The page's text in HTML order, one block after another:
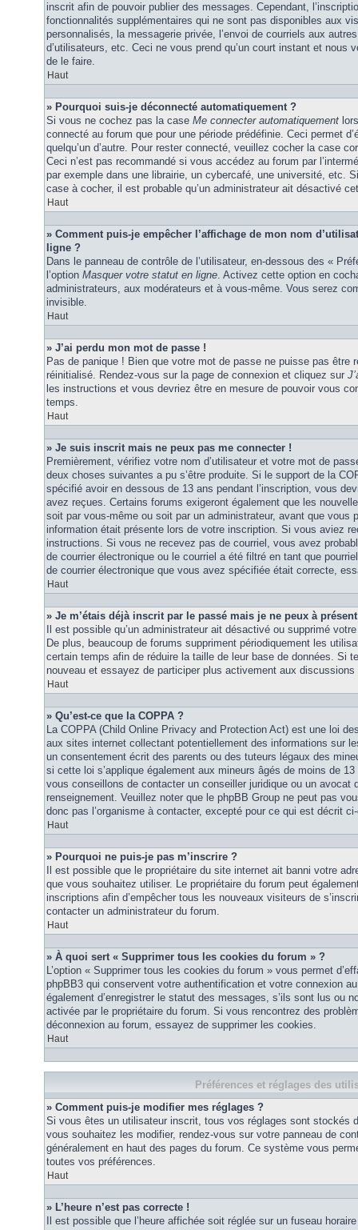
inscrit afin de pouvoir publier des messages. Cependant,
fonctionnalités supplémentaires qui ne sont pas disponibles aux
personnalisés, la messagerie privée, l’envoi de courriels aux
d’utilisateurs, etc. Ceci ne vous prend qu’un court instant et nous
de le faire.
Haut
» Pourquoi suis-je déconnecté automatiquement ?
Si vous ne cochez pas la case Me connecter automatiquement
connecté au forum que pour une période prédéfinie. Ceci permet
quelqu’un d’autre. Pour rester connecté, veuillez cocher la case
Ceci n’est pas recommandé si vous accédez au forum par
par exemple dans une librairie, un cybercafé, une université, etc.
case à cocher, il est probable qu’un administrateur ait désactivé
Haut
» Comment puis-je empêcher l’affichage de mon nom
ligne ?
Dans le panneau de contrôle de l’utilisateur, en-dessous des «
l’option Masquer votre statut en ligne. Activez cette option en
administrateurs, aux modérateurs et à vous-même. Vous serez
invisible.
Haut
» J’ai perdu mon mot de passe !
Pas de panique ! Bien que votre mot de passe ne puisse pas être
réinitialisé. Rendez-vous sur la page de connexion et cliquez sur
les instructions et vous devriez être en mesure de pouvoir vous
temps.
Haut
» Je suis inscrit mais ne peux pas me connecter !
Premièrement, vérifiez votre nom d’utilisateur et votre mot de
deux choses suivantes a pu s’être produite. Si le support de la
spécifié avoir en dessous de 13 ans pendant l’inscription, vous
avez reçues. Certains forums exigeront également que les
soit par vous-même ou soit par un administrateur, avant que vous
information était présente lors de votre inscription. Si vous aviez
instructions. Si vous ne recevez pas de courriel, vous avez
de courrier électronique ou le courriel a été filtré en tant que
de courrier électronique que vous avez spécifiée était correcte,
Haut
» Je m’étais déjà inscrit par le passé mais je ne peux à
Il est possible qu’un administrateur ait désactivé ou supprimé
De plus, beaucoup de forums suppriment périodiquement les
certain temps afin de réduire la taille de leur base de données. Si
nouveau et essayez de participer plus activement aux
Haut
» Qu’est-ce que la COPPA ?
La COPPA (Child Online Privacy and Protection Act) est une loi
aux sites internet collectant potentiellement des informations sur
un consentement écrit des parents ou des tuteurs légaux des
si cette loi s’applique également aux mineurs âgés de moins de
vous conseillons de contacter un conseiller juridique ou un avocat
renseignement. Veuillez noter que le phpBB Group ne peut pas
donc pas l’organisme à contacter, excepté pour ce qui est décrit
Haut
» Pourquoi ne puis-je pas m’inscrire ?
Il est possible que le propriétaire du site internet ait banni votre
que vous souhaitez utiliser. Le propriétaire du forum peut
inscriptions afin d’empêcher tous les nouveaux visiteurs de
contacter un administrateur du forum.
Haut
» À quoi sert « Supprimer tous les cookies du forum » ?
L’option « Supprimer tous les cookies du forum » vous permet
phpBB3 qui conservent votre authentification et votre connexion
également d’enregistrer le statut des messages, s’ils sont lus ou
activée par le propriétaire du forum. Si vous rencontrez des
déconnexion au forum, essayez de supprimer les cookies.
Haut
Préférences et réglages des
» Comment puis-je modifier mes réglages ?
Si vous êtes un utilisateur inscrit, tous vos réglages sont stockés
vous souhaitez les modifier, rendez-vous sur votre panneau de
généralement en haut des pages du forum. Ce système vous
toutes vos préférences.
Haut
» L’heure n’est pas correcte !
Il est possible que l’heure affichée soit réglée sur un fuseau